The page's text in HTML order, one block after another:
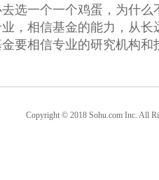
一个一个鸡蛋，为什么
，相信基金的能力，从长
要相信专业的研究机构和
Copyright © 2018 Sohu.com Inc. All